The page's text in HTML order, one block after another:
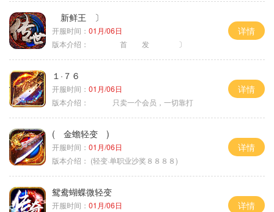
新鲜王 〕
开服时间： 01月/06日
版本介绍：
首 发 〕
详情
１·７６
开服时间： 01月/06日
版本介绍：
只卖一个会员，一切靠打
详情
( 金蟾轻变 )
开服时间： 01月/06日
版本介绍： (轻变·单职业沙奖８８８８)
详情
鸳鸯蝴蝶微轻变
开服时间： 01月/06日
详情